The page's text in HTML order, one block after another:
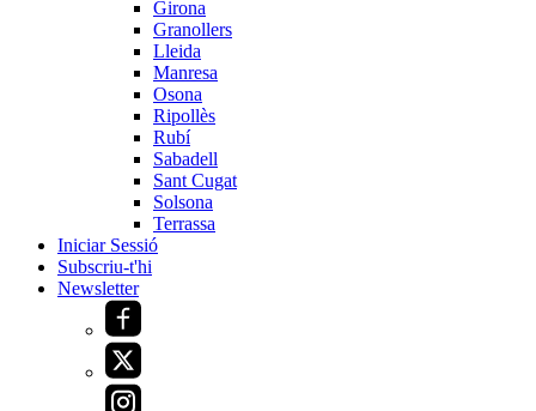
Girona
Granollers
Lleida
Manresa
Osona
Ripollès
Rubí
Sabadell
Sant Cugat
Solsona
Terrassa
Iniciar Sessió
Subscriu-t'hi
Newsletter